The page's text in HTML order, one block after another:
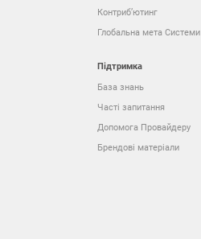
Контриб’ютинг
Глобальна мета Системи
Підтримка
База знань
Часті запитання
Допомога Провайдеру
Брендові матеріали